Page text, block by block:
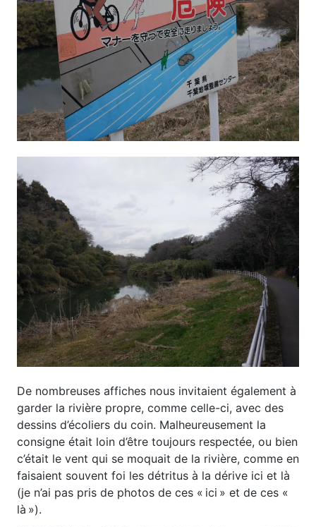
De nombreuses affiches nous invitaient également à
garder la rivière propre, comme celle-ci, avec des
dessins d’écoliers du coin. Malheureusement la
consigne était loin d’être toujours respectée, ou bien
c’était le vent qui se moquait de la rivière, comme en
faisaient souvent foi les détritus à la dérive ici et là
(je n’ai pas pris de photos de ces « ici » et de ces «
là »).